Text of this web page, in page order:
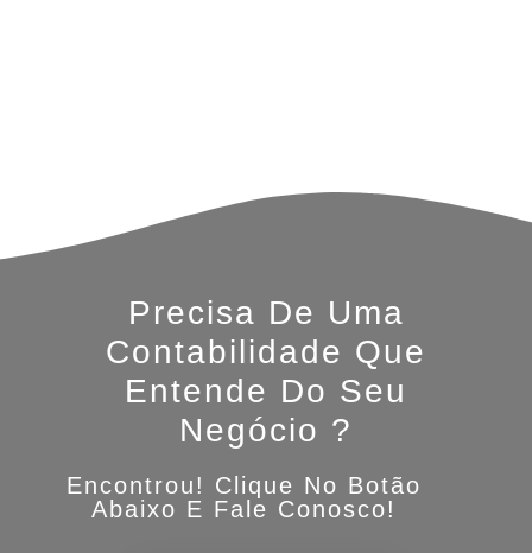
Precisa De Uma
Contabilidade Que
Entende Do Seu
Negócio ?
Encontrou! Clique No Botão
Abaixo E Fale Conosco!